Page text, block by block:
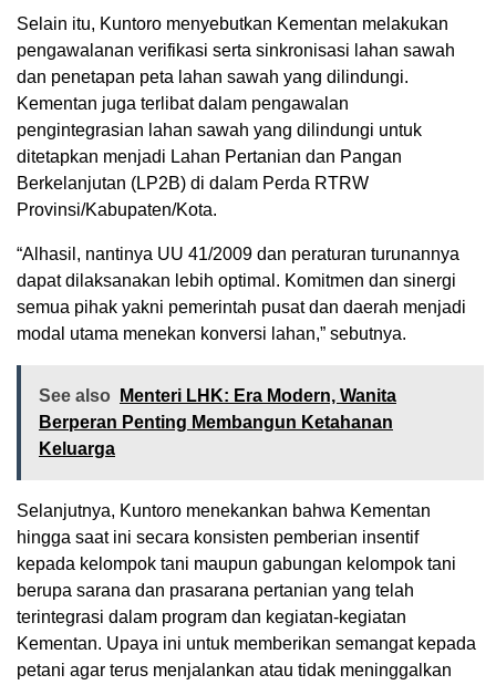
Selain itu, Kuntoro menyebutkan Kementan melakukan
pengawalanan verifikasi serta sinkronisasi lahan sawah
dan penetapan peta lahan sawah yang dilindungi.
Kementan juga terlibat dalam pengawalan
pengintegrasian lahan sawah yang dilindungi untuk
ditetapkan menjadi Lahan Pertanian dan Pangan
Berkelanjutan (LP2B) di dalam Perda RTRW
Provinsi/Kabupaten/Kota.
“Alhasil, nantinya UU 41/2009 dan peraturan turunannya
dapat dilaksanakan lebih optimal. Komitmen dan sinergi
semua pihak yakni pemerintah pusat dan daerah menjadi
modal utama menekan konversi lahan,” sebutnya.
See also
Menteri LHK: Era Modern, Wanita
Berperan Penting Membangun Ketahanan
Keluarga
Selanjutnya, Kuntoro menekankan bahwa Kementan
hingga saat ini secara konsisten pemberian insentif
kepada kelompok tani maupun gabungan kelompok tani
berupa sarana dan prasarana pertanian yang telah
terintegrasi dalam program dan kegiatan-kegiatan
Kementan. Upaya ini untuk memberikan semangat kepada
petani agar terus menjalankan atau tidak meninggalkan